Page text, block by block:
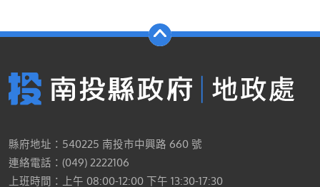
縣府地址：540225 南投市中興路 660 號
連絡電話：(049) 2222106
上班時間：上午 08:00-12:00 下午 13:30-17:30